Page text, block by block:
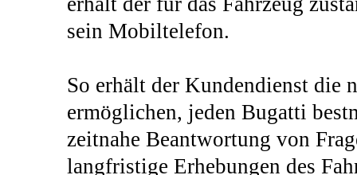
sein Mobiltelefon.
So erhält der Kundendienst die
ermöglichen, jeden Bugatti
zeitnahe Beantwortung von
langfristige Erhebungen des